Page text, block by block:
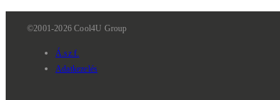
©2001-2026 Cool4U Group
Á.sz.f.
Adatkezelés